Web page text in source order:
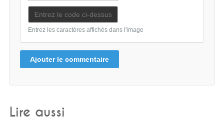
Entrez les caractères affichés dans l'image
Ajouter le commentaire
Lire aussi